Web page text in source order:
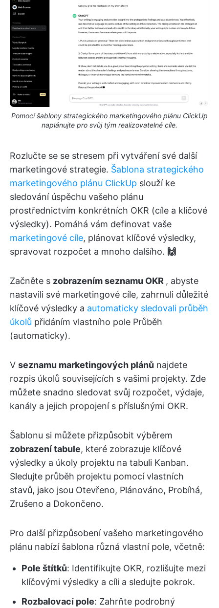
Pomocí šablony strategického marketingového plánu ClickUp
naplánujte pro svůj tým realizovatelné cíle.
Rozlučte se se stresem při vytváření své další
marketingové strategie. Šablona strategického
marketingového plánu ClickUp slouží ke
sledování úspěchu vašeho plánu
prostřednictvím konkrétních OKR (cíle a klíčové
výsledky). Pomáhá vám definovat vaše
marketingové cíle, plánovat klíčové výsledky,
spravovat rozpočet a mnoho dalšího. 🙌
Začněte s zobrazením seznamu OKR , abyste
nastavili své marketingové cíle, zahrnuli důležité
klíčové výsledky a automaticky sledovali průběh
úkolů přidáním vlastního pole Průběh
(automaticky).
V seznamu marketingových plánů najdete
rozpis úkolů souvisejících s vašimi projekty. Zde
můžete snadno sledovat svůj rozpočet, výdaje,
kanály a jejich propojení s příslušnými OKR.
Šablonu si můžete přizpůsobit výběrem
zobrazení tabule, které zobrazuje klíčové
výsledky a úkoly projektu na tabuli Kanban.
Sledujte průběh projektu pomocí vlastních
stavů, jako jsou Otevřeno, Plánováno, Probíhá,
Zrušeno a Dokončeno.
Pro další přizpůsobení vašeho marketingového
plánu nabízí šablona různá vlastní pole, včetně:
Pole štítků: Identifikujte OKR, rozlišujte mezi
klíčovými výsledky a cíli a sledujte pokrok.
Rozbalovací pole: Zahrňte podrobný